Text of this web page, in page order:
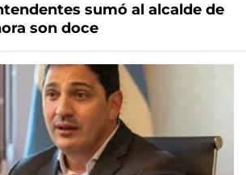
sumó al alcalde de
son doce